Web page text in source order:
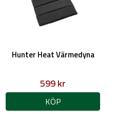
Hunter Heat Värmedyna
599 kr
KÖP